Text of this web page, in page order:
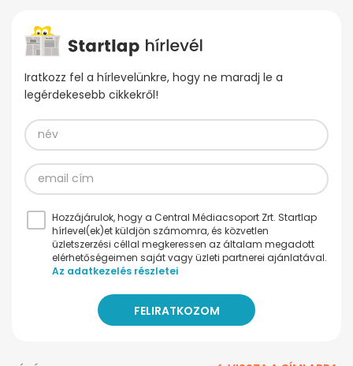
Iratkozz fel a hírlevelünkre, hogy ne maradj le a
legérdekesebb cikkekről!
Hozzájárulok, hogy a Central Médiacsoport Zrt. Startlap
hírlevel(ek)et küldjön számomra, és közvetlen
üzletszerzési céllal megkeressen az általam megadott
elérhetőségeimen saját vagy üzleti partnerei ajánlatával.
Az adatkezelés részletei